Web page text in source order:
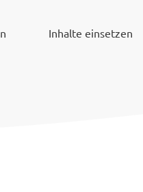
Inhalte einsetzen